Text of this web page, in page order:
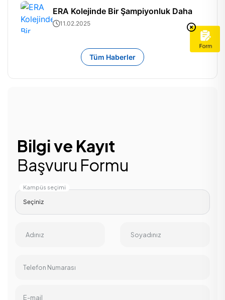
ERA Kolejinde Bir Şampiyonluk Daha
11.02.2025
Tüm Haberler
Bilgi ve Kayıt
Başvuru Formu
Kampüs seçimi
Adınız Soyadınız
Telefon Numarası
E-mail